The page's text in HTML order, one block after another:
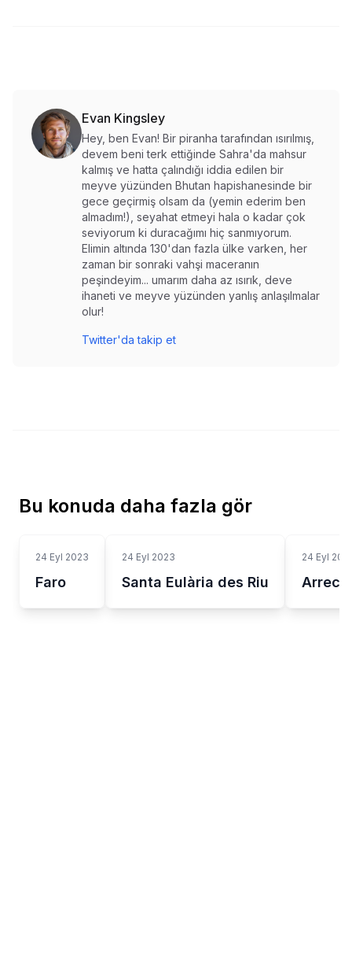
Evan Kingsley
Hey, ben Evan! Bir piranha tarafından ısırılmış,
devem beni terk ettiğinde Sahra'da mahsur
kalmış ve hatta çalındığı iddia edilen bir
meyve yüzünden Bhutan hapishanesinde bir
gece geçirmiş olsam da (yemin ederim ben
almadım!), seyahat etmeyi hala o kadar çok
seviyorum ki duracağımı hiç sanmıyorum.
Elimin altında 130'dan fazla ülke varken, her
zaman bir sonraki vahşi maceranın
peşindeyim... umarım daha az ısırık, deve
ihaneti ve meyve yüzünden yanlış anlaşılmalar
olur!
Twitter'da takip et
Bu konuda daha fazla gör
24 Eyl 2023
Faro
24 Eyl 2023
Santa Eulària des Riu
24 Eyl